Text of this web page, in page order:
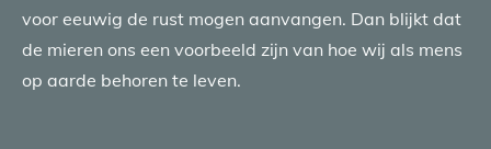
voor eeuwig de rust mogen aanvangen. Dan blijkt dat
de mieren ons een voorbeeld zijn van hoe wij als mens
op aarde behoren te leven.